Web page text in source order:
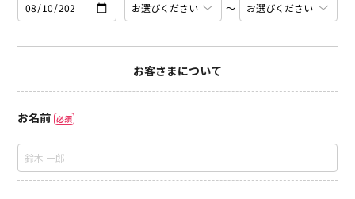
〜
お客さまについて
お名前 必須